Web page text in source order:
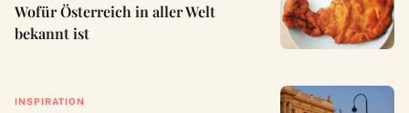
Wofür Österreich in aller Welt
bekannt ist
INSPIRATION